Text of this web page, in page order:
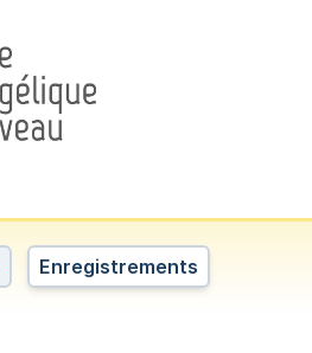
Enregistrements